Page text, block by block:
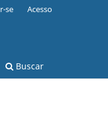
Buscar
se Acesso